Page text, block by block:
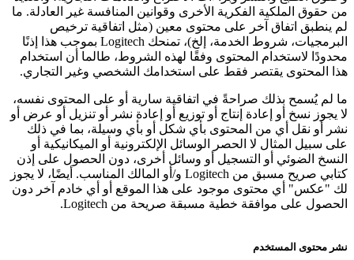
من حقوق الملكية الفكرية الأخرى وقوانين المنافسة غير العادلة. ما
لم ينطبق اتفاق آخر على محتوى معين (مثل اتفاقية ترخيص
البرمجيات، شروط الخدمة، إلخ)، تمنحك Logitech بموجب هذا إذنًا
محدودًا لاستخدام المحتوى وفقًا لهذه الشروط، طالما أن استخدام
هذا المحتوى يقتصر فقط على استخدامك الشخصي وغير التجاري.
ما لم يُسمح بذلك صراحةً في اتفاقية سارية أو على المحتوى نفسه،
لا يجوز نسخ أو إعادة إنتاج أو توزيع أو إعادة نشر أو تنزيل أو عرض أو
نشر أو نقل أي من المحتوى بأي شكل أو بأي وسيلة، بما في ذلك
على سبيل المثال لا الحصر الوسائل الإلكترونية أو الميكانيكية أو
النسخ الضوئي أو التسجيل أو وسائل أخرى، دون الحصول على إذن
كتابي صريح مسبق من Logitech و/أو المالك المناسب. أيضًا، لا يجوز
لك "عكس" أي محتوى موجود على هذا الموقع أو أي خادم آخر دون
الحصول على موافقة خطية مسبقة صريحة من Logitech.
نشر محتوى المستخدم